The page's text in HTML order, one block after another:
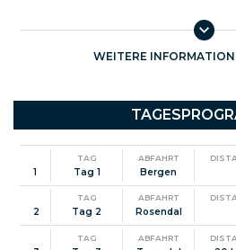
aus fährst du mit
Rosendal. Hier kannst du den
berühmte Baronie besuchen oder
Von dort aus fährst du nach
Tour auf Trolltunga teilnimmst. Am
Fjellmassivs hoch über dem Fjord
Panoramaaussicht genießen.
Am Ufer des Hardangerfjords
von üppigen Obstgärten und
du die Möglchkeit, den berühmten
WEITERE
1
TAG
Tag 1
ABFAHRT
Bergen
2
TAG
Tag 2
ABFAHRT
Rosendal
TAG ABFAHRT